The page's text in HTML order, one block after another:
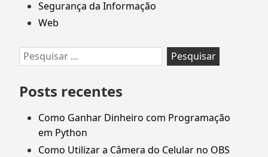
Segurança da Informação
Web
Pesquisar
por:
Posts recentes
Como Ganhar Dinheiro com Programação
em Python
Como Utilizar a Câmera do Celular no OBS